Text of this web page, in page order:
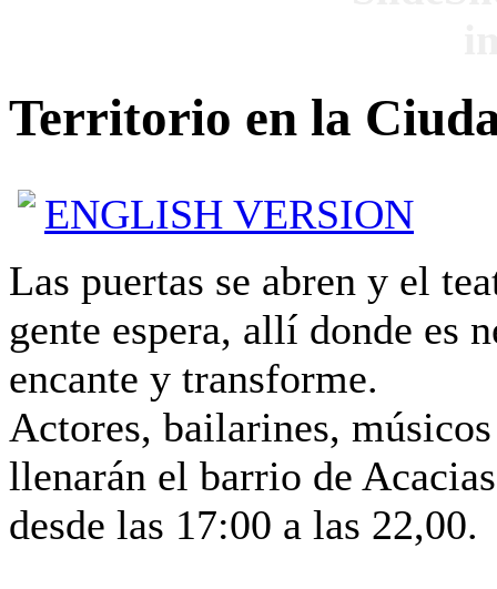
Territorio en la
ENGLISH VERSION
Las puertas se abren y el
gente espera, allí donde es
encante y transforme.
Actores, bailarines,
llenarán el barrio de
desde las 17:00 a las 22,00.